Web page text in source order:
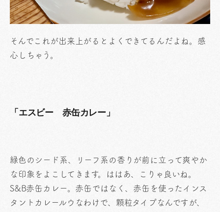
そんでこれが出来上がるとよくできてるんだよね。感
心しちゃう。
「エスビー 赤缶カレー」
緑色のシード系、リーフ系の香りが前に立って爽やか
な印象をよこしてきます。ははあ、こりゃ良いね。
S&B赤缶カレー。赤缶ではなく、赤缶を使ったインス
タントカレールウなわけで、顆粒タイプなんですが、